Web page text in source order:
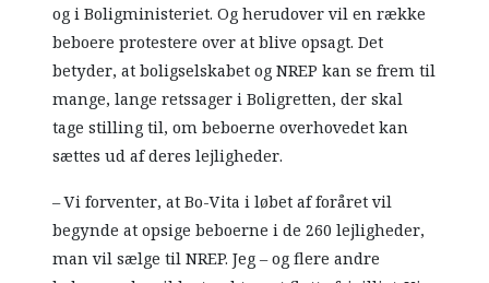
og i Boligministeriet. Og herudover vil en række
beboere protestere over at blive opsagt. Det
betyder, at boligselskabet og NREP kan se frem til
mange, lange retssager i Boligretten, der skal
tage stilling til, om beboerne overhovedet kan
sættes ud af deres lejligheder.
– Vi forventer, at Bo-Vita i løbet af foråret vil
begynde at opsige beboerne i de 260 lejligheder,
man vil sælge til NREP. Jeg – og flere andre